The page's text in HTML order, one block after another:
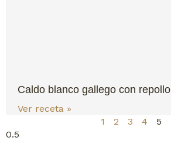
Caldo blanco gallego con repollo
Ver receta »
1
2 3 4 5